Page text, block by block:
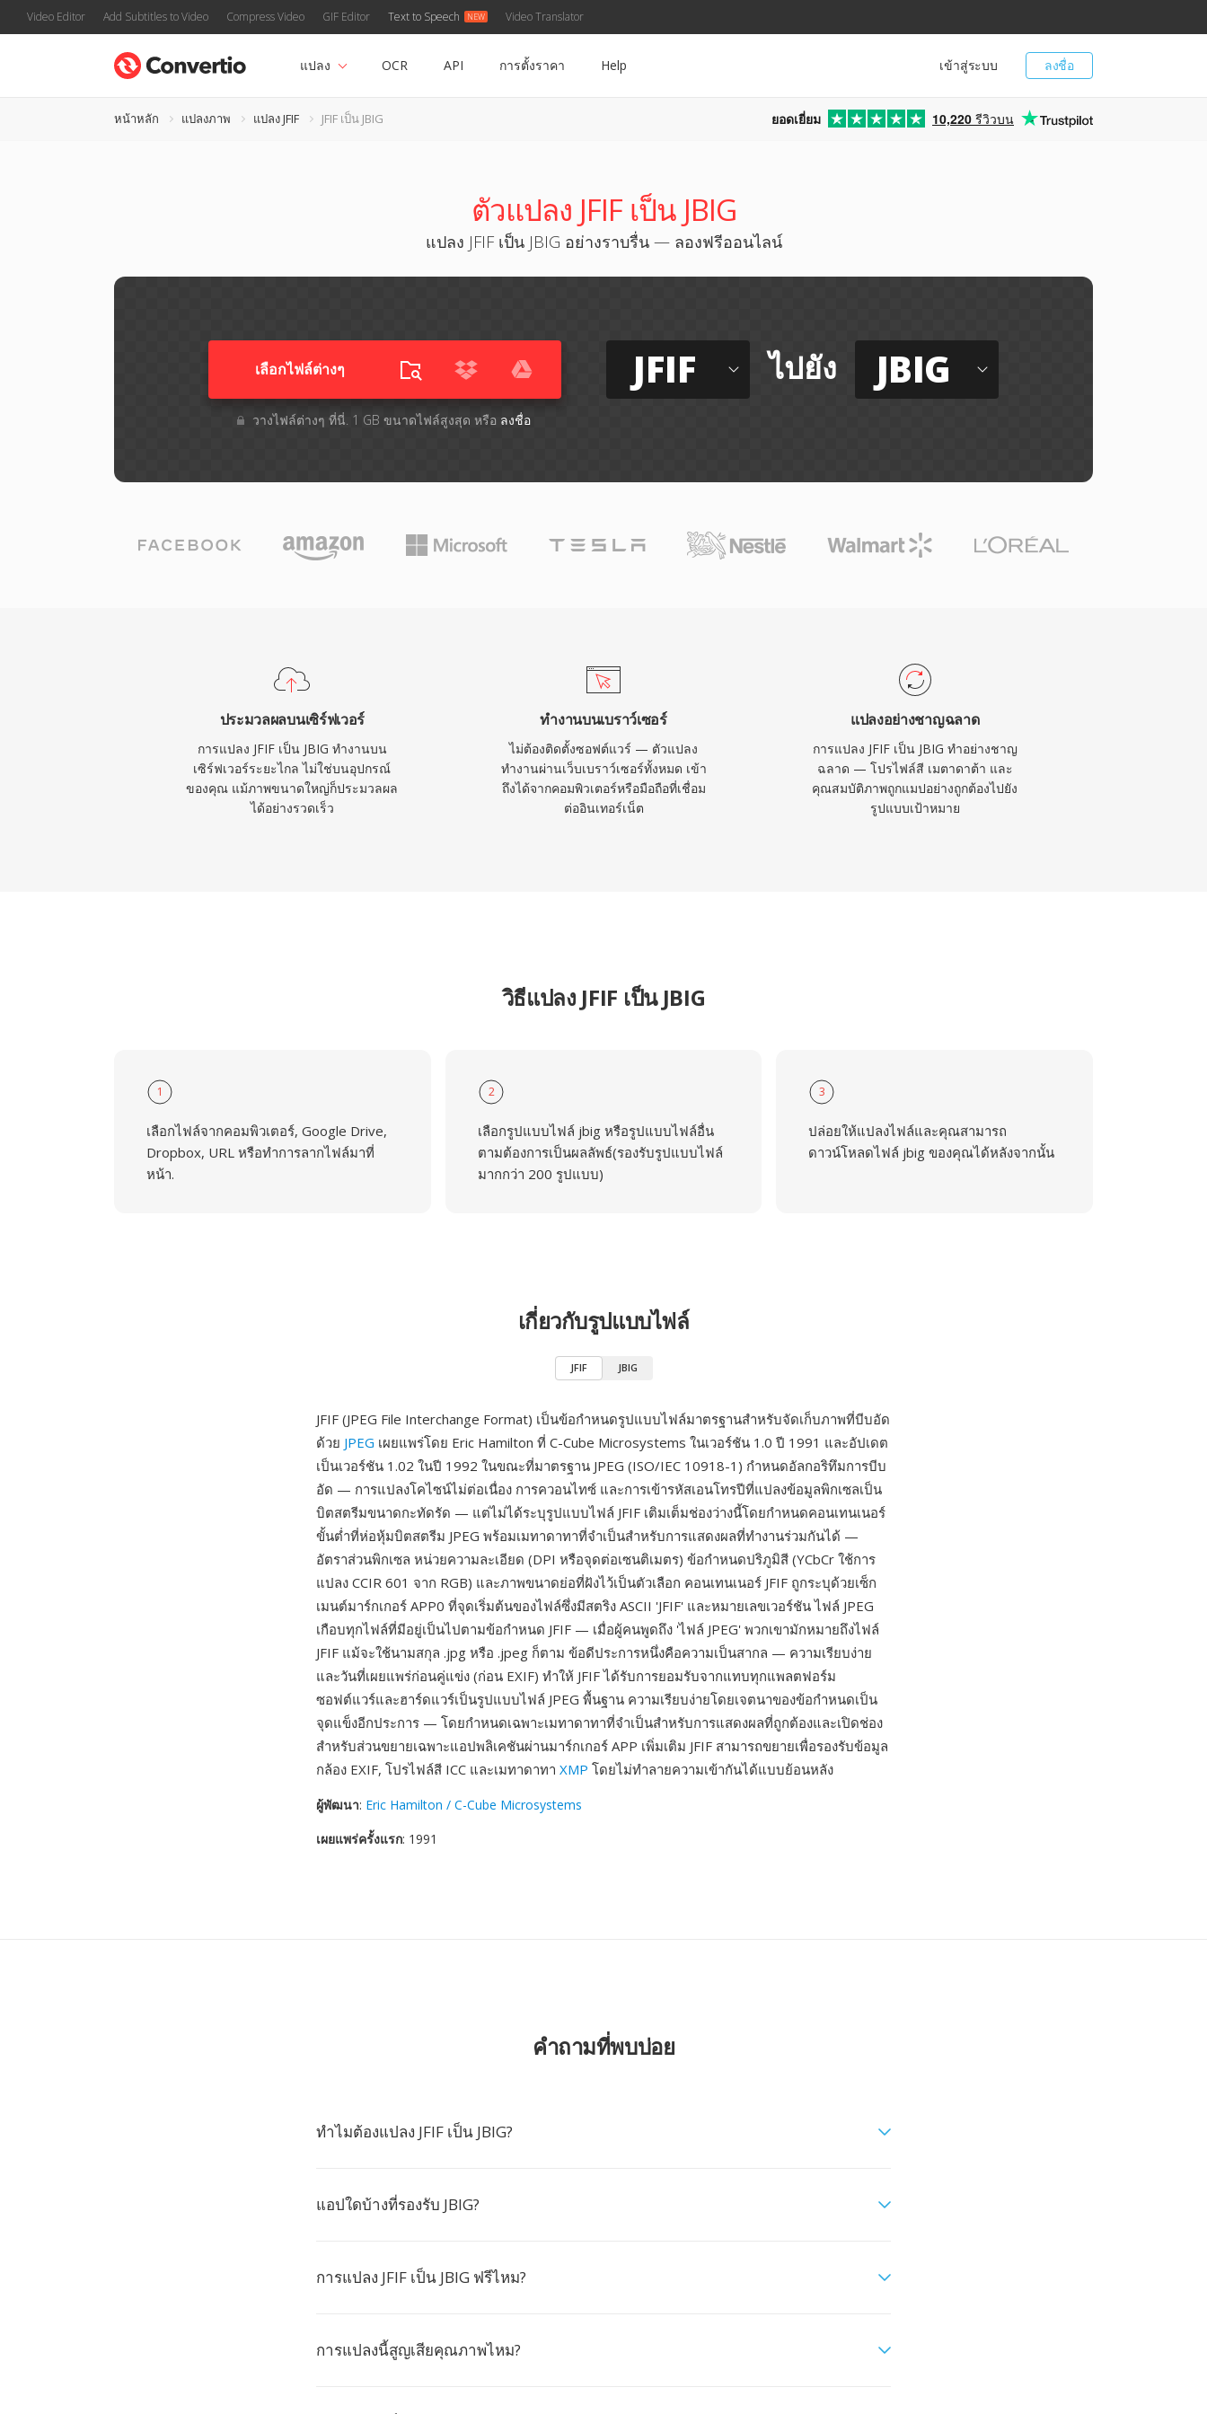
Video Editor Add Subtitles to Video Compress Video GIF Editor Text to Speech Video Translator
ลงชื่อ
เข้าสู่ระบบ
แปลง OCR API การตั้งราคา Help
หน้าหลัก แปลงภาพ แปลง JFIF JFIF เป็น JBIG ยอดเยี่ยม 10,220 รีวิวบน
ตัวแปลง JFIF เป็น JBIG
แปลง JFIF เป็น JBIG อย่างราบรื่น — ลองฟรีออนไลน์
เลือกไฟล์ต่างๆ​
วางไฟล์ต่างๆ​ ที่นี่. 1 GB ขนาดไฟล์สูงสุด หรือ ลงชื่อ
JFIF ไปยัง JBIG
ประมวลผลบนเซิร์ฟเวอร์
การแปลง JFIF เป็น JBIG ทำงานบน
เซิร์ฟเวอร์ระยะไกล ไม่ใช่บนอุปกรณ์
ของคุณ แม้ภาพขนาดใหญ่ก็ประมวลผล
ได้อย่างรวดเร็ว
ทำงานบนเบราว์เซอร์
ไม่ต้องติดตั้งซอฟต์แวร์ — ตัวแปลง
ทำงานผ่านเว็บเบราว์เซอร์ทั้งหมด เข้า
ถึงได้จากคอมพิวเตอร์หรือมือถือที่เชื่อม
ต่ออินเทอร์เน็ต
แปลงอย่างชาญฉลาด
การแปลง JFIF เป็น JBIG ทำอย่างชาญ
ฉลาด — โปรไฟล์สี เมตาดาต้า และ
คุณสมบัติภาพถูกแมปอย่างถูกต้องไปยัง
รูปแบบเป้าหมาย
วิธีแปลง JFIF เป็น JBIG
1
เลือกไฟล์จากคอมพิวเตอร์, Google Drive,
Dropbox, URL หรือทำการลากไฟล์มาที่
หน้า.
2
เลือกรูปแบบไฟล์ jbig หรือรูปแบบไฟล์อื่น
ตามต้องการเป็นผลลัพธ์(รองรับรูปแบบไฟล์
มากกว่า 200 รูปแบบ)
3
ปล่อยให้แปลงไฟล์และคุณสามารถ
ดาวน์โหลดไฟล์ jbig ของคุณได้หลังจากนั้น
เกี่ยวกับรูปแบบไฟล์
JFIF JBIG
JFIF (JPEG File Interchange Format) เป็นข้อกำหนดรูปแบบไฟล์มาตรฐานสำหรับจัดเก็บภาพที่บีบอัด
ด้วย JPEG เผยแพร่โดย Eric Hamilton ที่ C-Cube Microsystems ในเวอร์ชัน 1.0 ปี 1991 และอัปเดต
เป็นเวอร์ชัน 1.02 ในปี 1992 ในขณะที่มาตรฐาน JPEG (ISO/IEC 10918-1) กำหนดอัลกอริทึมการบีบ
อัด — การแปลงโคไซน์ไม่ต่อเนื่อง การควอนไทซ์ และการเข้ารหัสเอนโทรปีที่แปลงข้อมูลพิกเซลเป็น
บิตสตรีมขนาดกะทัดรัด — แต่ไม่ได้ระบุรูปแบบไฟล์ JFIF เติมเต็มช่องว่างนี้โดยกำหนดคอนเทนเนอร์
ขั้นต่ำที่ห่อหุ้มบิตสตรีม JPEG พร้อมเมทาดาทาที่จำเป็นสำหรับการแสดงผลที่ทำงานร่วมกันได้ —
อัตราส่วนพิกเซล หน่วยความละเอียด (DPI หรือจุดต่อเซนติเมตร) ข้อกำหนดปริภูมิสี (YCbCr ใช้การ
แปลง CCIR 601 จาก RGB) และภาพขนาดย่อที่ฝังไว้เป็นตัวเลือก คอนเทนเนอร์ JFIF ถูกระบุด้วยเซ็ก
เมนต์มาร์กเกอร์ APP0 ที่จุดเริ่มต้นของไฟล์ซึ่งมีสตริง ASCII 'JFIF' และหมายเลขเวอร์ชัน ไฟล์ JPEG
เกือบทุกไฟล์ที่มีอยู่เป็นไปตามข้อกำหนด JFIF — เมื่อผู้คนพูดถึง 'ไฟล์ JPEG' พวกเขามักหมายถึงไฟล์
JFIF แม้จะใช้นามสกุล .jpg หรือ .jpeg ก็ตาม ข้อดีประการหนึ่งคือความเป็นสากล — ความเรียบง่าย
และวันที่เผยแพร่ก่อนคู่แข่ง (ก่อน EXIF) ทำให้ JFIF ได้รับการยอมรับจากแทบทุกแพลตฟอร์ม
ซอฟต์แวร์และฮาร์ดแวร์เป็นรูปแบบไฟล์ JPEG พื้นฐาน ความเรียบง่ายโดยเจตนาของข้อกำหนดเป็น
จุดแข็งอีกประการ — โดยกำหนดเฉพาะเมทาดาทาที่จำเป็นสำหรับการแสดงผลที่ถูกต้องและเปิดช่อง
สำหรับส่วนขยายเฉพาะแอปพลิเคชันผ่านมาร์กเกอร์ APP เพิ่มเติม JFIF สามารถขยายเพื่อรองรับข้อมูล
กล้อง EXIF, โปรไฟล์สี ICC และเมทาดาทา XMP โดยไม่ทำลายความเข้ากันได้แบบย้อนหลัง
ผู้พัฒนา: Eric Hamilton / C-Cube Microsystems
เผยแพร่ครั้งแรก: 1991
คำถามที่พบบ่อย
ทำไมต้องแปลง JFIF เป็น JBIG?
แอปใดบ้างที่รองรับ JBIG?
การแปลง JFIF เป็น JBIG ฟรีไหม?
การแปลงนี้สูญเสียคุณภาพไหม?